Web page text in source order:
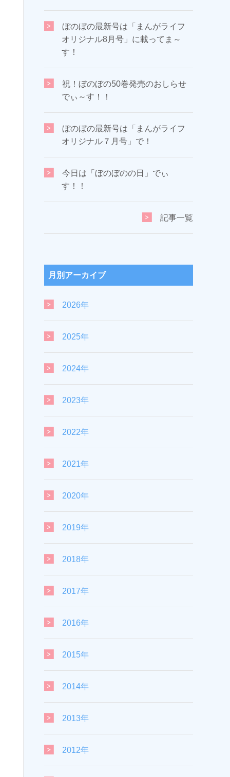
ぼのぼの最新号は「まんがライフ
オリジナル8月号」に載ってま～
す！
祝！ぼのぼの50巻発売のおしらせ
でぃ～す！！
ぼのぼの最新号は「まんがライフ
オリジナル７月号」で！
今日は「ぼのぼのの日」でぃ
す！！
記事一覧
月別アーカイブ
2026年
2025年
2024年
2023年
2022年
2021年
2020年
2019年
2018年
2017年
2016年
2015年
2014年
2013年
2012年